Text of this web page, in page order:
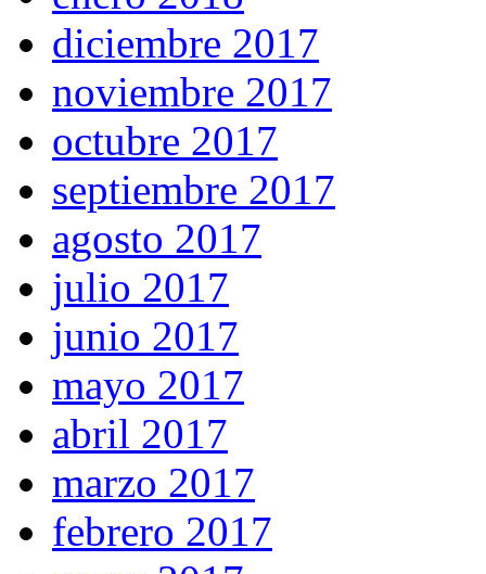
diciembre 2017
noviembre 2017
octubre 2017
septiembre 2017
agosto 2017
julio 2017
junio 2017
mayo 2017
abril 2017
marzo 2017
febrero 2017